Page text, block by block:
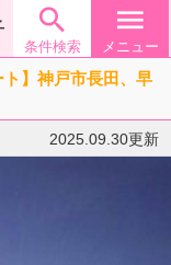

条件検索
menu
メニュー
】神戸市長田、早
2025.09.30更新